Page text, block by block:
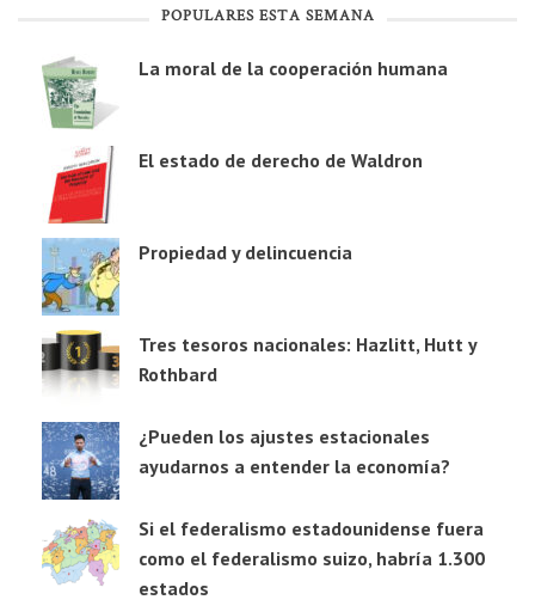
POPULARES ESTA SEMANA
La moral de la cooperación humana
El estado de derecho de Waldron
Propiedad y delincuencia
Tres tesoros nacionales: Hazlitt, Hutt y
Rothbard
¿Pueden los ajustes estacionales
ayudarnos a entender la economía?
Si el federalismo estadounidense fuera
como el federalismo suizo, habría 1.300
estados